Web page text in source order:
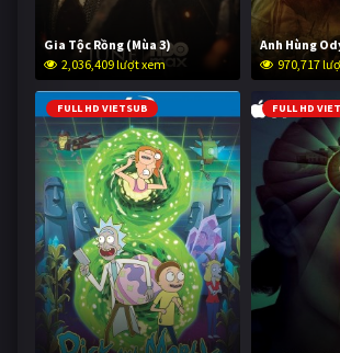
Gia Tộc Rồng (Mùa 3)
2,036,409 lượt xem
Anh Hùng
970,717
FULL HD VIETSUB FULL HD